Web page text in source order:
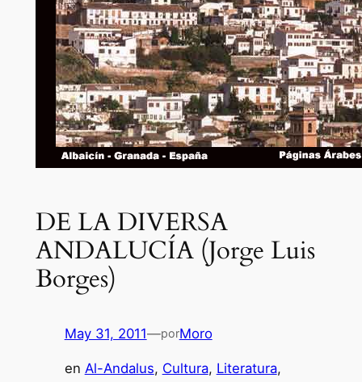
DE LA DIVERSA
ANDALUCÍA (Jorge Luis
Borges)
May 31, 2011—porMoro
en Al-Andalus, Cultura, Literatura